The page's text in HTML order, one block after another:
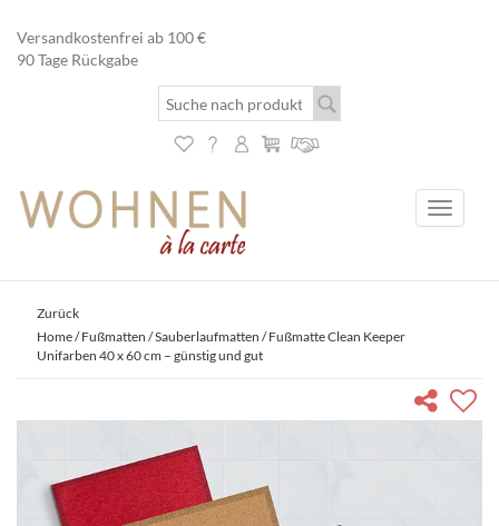
Versandkostenfrei ab 100 €
90 Tage Rückgabe
Toggle
Zurück
Home/Fußmatten /Sauberlaufmatten / Fußmatte Clean Keeper
Unifarben 40 x 60 cm – günstig und gut